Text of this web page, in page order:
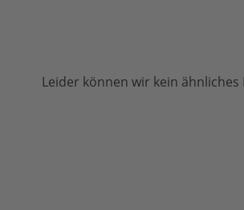
Leider können wir kein ähnliches